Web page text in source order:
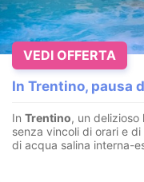
In Trentino, pausa
In Trentino, un delizioso
senza vincoli di orari e
di acqua salina interna-
VEDI OFFERTA